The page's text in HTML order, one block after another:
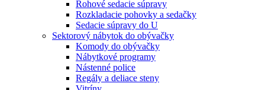
Rohové sedacie súpravy
Rozkladacie pohovky a sedačky
Sedacie súpravy do U
Sektorový nábytok do obývačky
Komody do obývačky
Nábytkové programy
Nástenné police
Regály a deliace steny